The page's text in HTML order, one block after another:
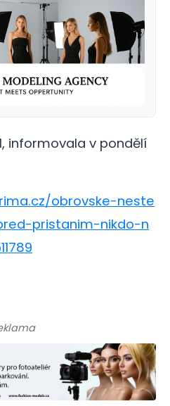
informovala v pondělí
obrovske-neste
pristanim-nikdo-n